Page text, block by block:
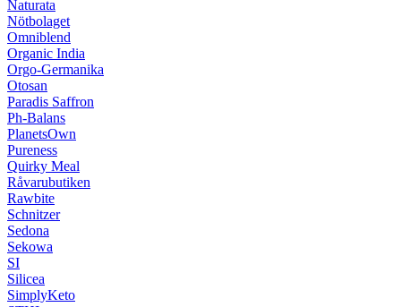
Naturata
Nötbolaget
Omniblend
Organic India
Orgo-Germanika
Otosan
Paradis Saffron
Ph-Balans
PlanetsOwn
Pureness
Quirky Meal
Råvarubutiken
Rawbite
Schnitzer
Sedona
Sekowa
SI
Silicea
SimplyKeto